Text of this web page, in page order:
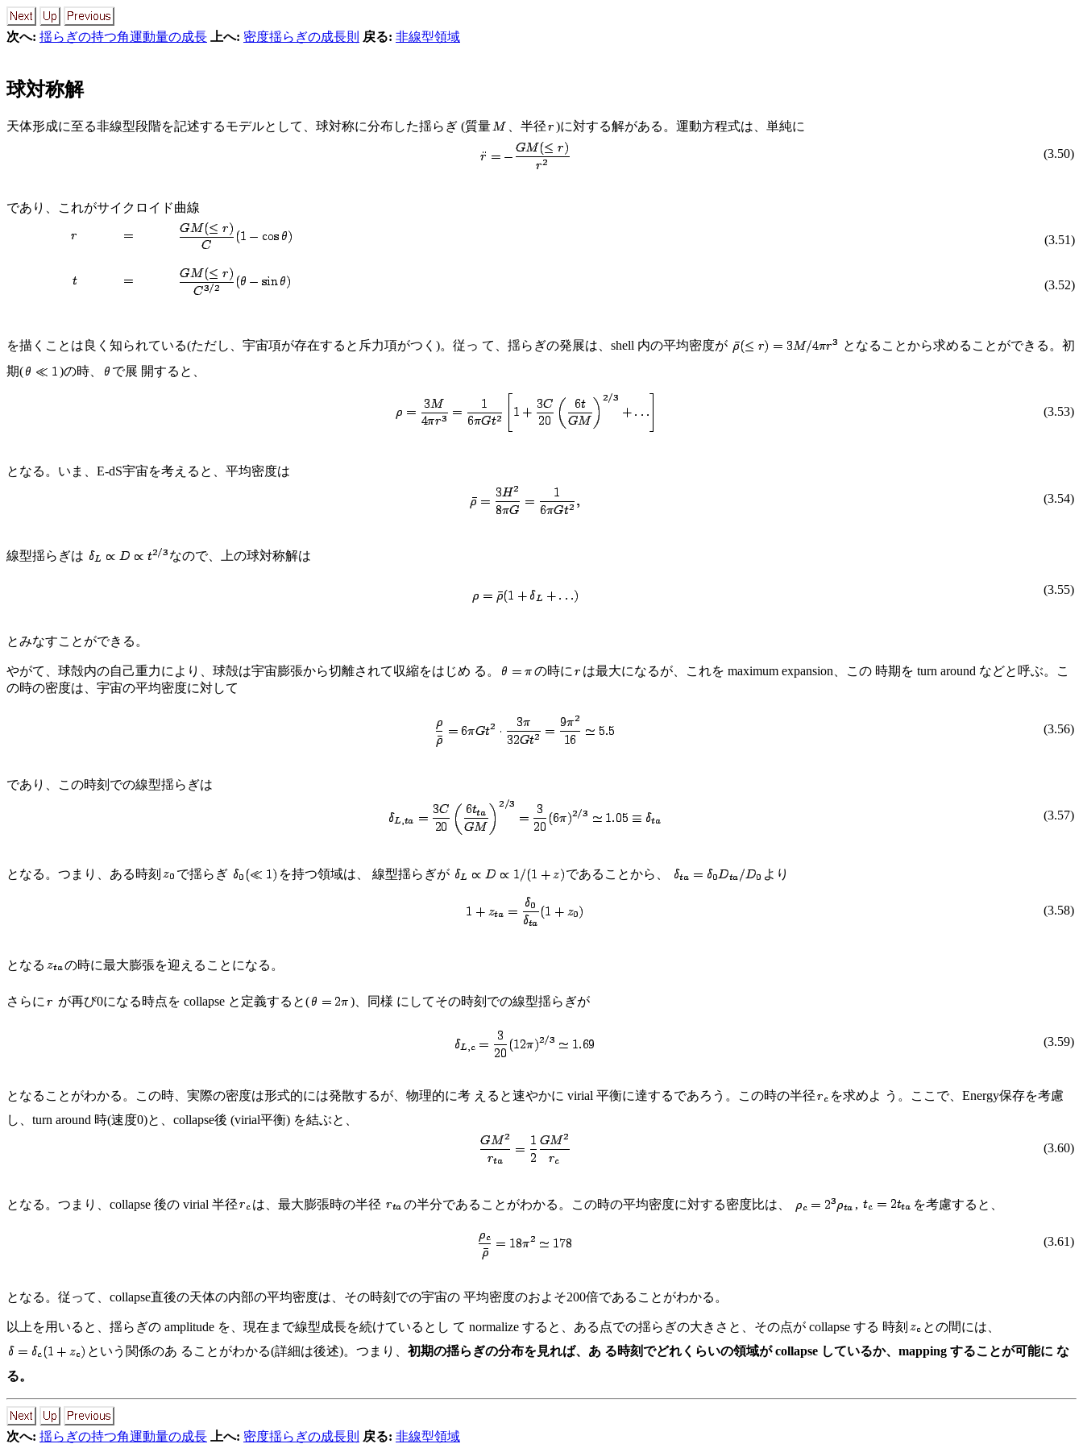
次へ: 揺らぎの持つ角運動量の成長 上へ: 密度揺らぎの成長則 戻る: 非線型領域
球対称解
天体形成に至る非線型段階を記述するモデルとして、球対称に分布した揺らぎ (質量 、半径
)に対する解がある。運動方程式は、単純に
(3.50)
であり、これがサイクロイド曲線
(3.51)
(3.52)
を描くことは良く知られている(ただし、宇宙項が存在すると斥力項がつく)。従っ て、揺らぎの発展は、shell 内の平均密度が
となることから求めることができる。初
期(
)の時、 で展 開すると、
(3.53)
となる。いま、E-dS宇宙を考えると、平均密度は
(3.54)
線型揺らぎは なので、上の球対称解は
(3.55)
とみなすことができる。
やがて、球殻内の自己重力により、球殻は宇宙膨張から切離されて収縮をはじめ る。 の時に
は最大になるが、これを maximum expansion、この 時期を turn around などと呼ぶ。こ
の時の密度は、宇宙の平均密度に対して
(3.56)
であり、この時刻での線型揺らぎは
(3.57)
となる。つまり、ある時刻 で揺らぎ を持つ領域は、 線型揺らぎが であることから、 より
(3.58)
となる の時に最大膨張を迎えることになる。
さらに が再び0になる時点を collapse と定義すると( )、同様 にしてその時刻での線型揺らぎが
(3.59)
となることがわかる。この時、実際の密度は形式的には発散するが、物理的に考 えると速やかに virial 平衡に達するであろう。この時の半径
を求めよ う。ここで、Energy保存を考慮
し、turn around 時(速度0)と、collapse後 (virial平衡) を結ぶと、
(3.60)
となる。つまり、collapse 後の virial 半径 は、最大膨張時の半径 の半分であることがわかる。この時の平均密度に対する密度比は、 , を考慮すると、
(3.61)
となる。従って、collapse直後の天体の内部の平均密度は、その時刻での宇宙の 平均密度のおよそ200倍であることがわかる。
以上を用いると、揺らぎの amplitude を、現在まで線型成長を続けているとし て normalize すると、ある点での揺らぎの大きさと、その点が collapse する 時刻
との間には、
という関係のあ ることがわかる(詳細は後述)。つまり、 初期の揺らぎの分布を見れば、あ る時刻でどれくらいの領域が collapse しているか、mapping することが可能に な
る。
次へ: 揺らぎの持つ角運動量の成長 上へ: 密度揺らぎの成長則 戻る: 非線型領域